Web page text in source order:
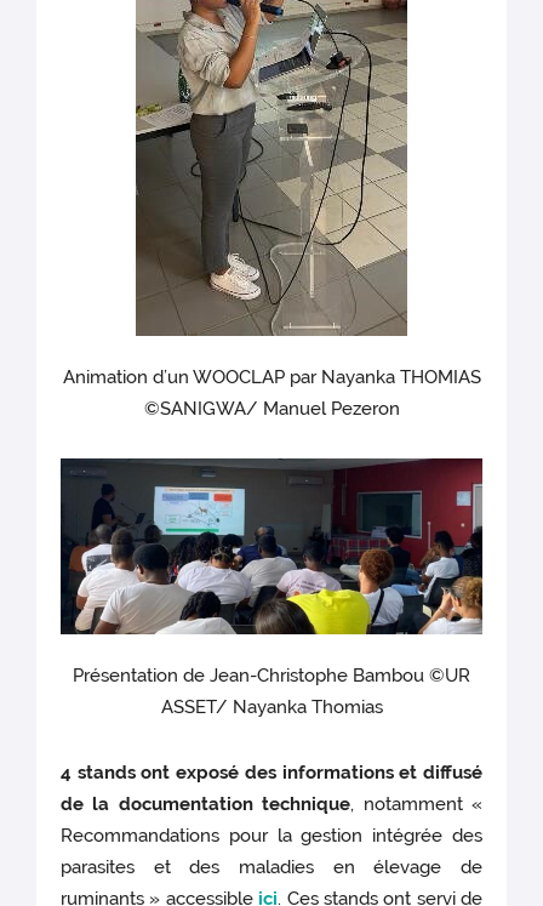
Animation d’un WOOCLAP par Nayanka THOMIAS
©SANIGWA/ Manuel Pezeron
Présentation de Jean-Christophe Bambou ©UR
ASSET/ Nayanka Thomias
4 stands ont exposé des informations et diffusé
de la documentation technique, notamment «
Recommandations pour la gestion intégrée des
parasites et des maladies en élevage de
ruminants » accessible ici. Ces stands ont servi de